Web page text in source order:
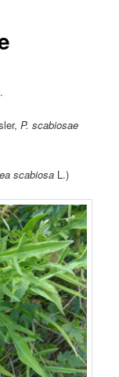
P. scabiosae
scabiosaL.)